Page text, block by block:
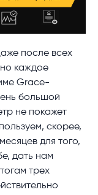
после всех
каждое
Grace-
большой
не покажет
скорее,
для того,
дать нам
трех